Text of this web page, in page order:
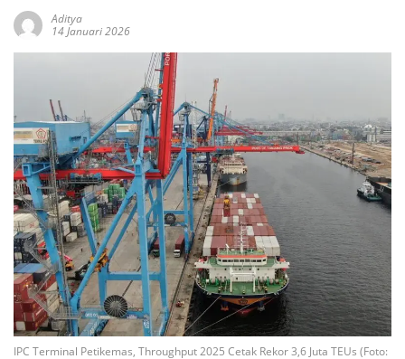
Aditya
14 Januari 2026
IPC Terminal Petikemas, Throughput 2025 Cetak Rekor 3,6 Juta TEUs (Foto: